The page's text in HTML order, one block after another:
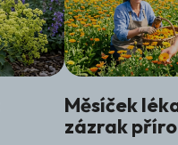
Měsíček
zázrak